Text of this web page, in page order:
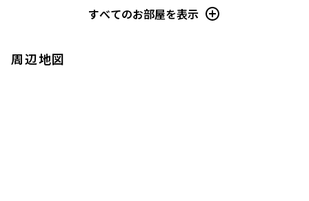
すべてのお部屋を表示
周辺地図